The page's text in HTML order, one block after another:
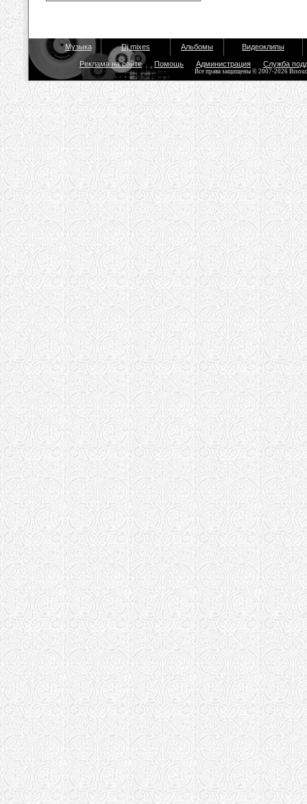
Музыка Dj mixes Альбомы Видеоклипы
Реклама на сайте Помощь Администрация Служба
Все права защищены © 2007-2026